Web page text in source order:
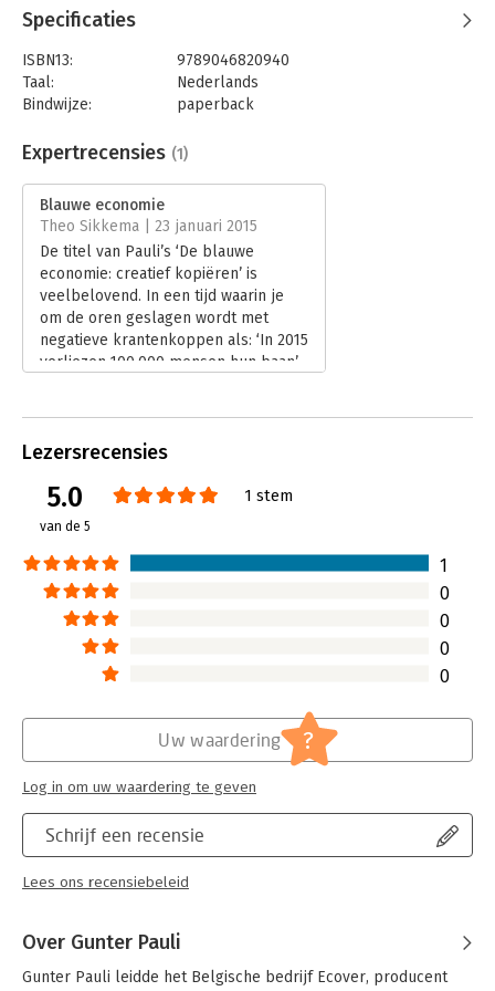
Specificaties
ISBN13:
9789046820940
Taal:
Nederlands
Bindwijze:
paperback
Uitgever:
Nieuw Amsterdam
Verschijningsdatum:
Hoofdrubriek: Economie
Expertrecensies (1)
Blauwe economie
Theo Sikkema | 23 januari 2015
De titel van Pauli’s ‘De blauwe
economie: creatief kopiëren’ is
veelbelovend. In een tijd waarin je
om de oren geslagen wordt met
negatieve krantenkoppen als: ‘In 2015
verliezen 100.000 mensen hun baan’
voorspellen. Gedurfd, maar voor mij
banencreatie tot stand kan komen.
Lees verder
Lezersrecensies
5.0
van de 5
1 stem
1
0
0
0
0
Schrijf een recensie
Lees ons recensiebeleid
Uw waardering ?
Log in om uw waardering te geven
Over Gunter Pauli
Gunter Pauli leidde het Belgische bedrijf Ecover, producent